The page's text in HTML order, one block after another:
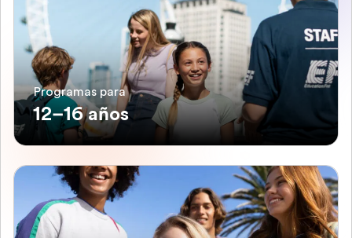
Programas para
12–16 años